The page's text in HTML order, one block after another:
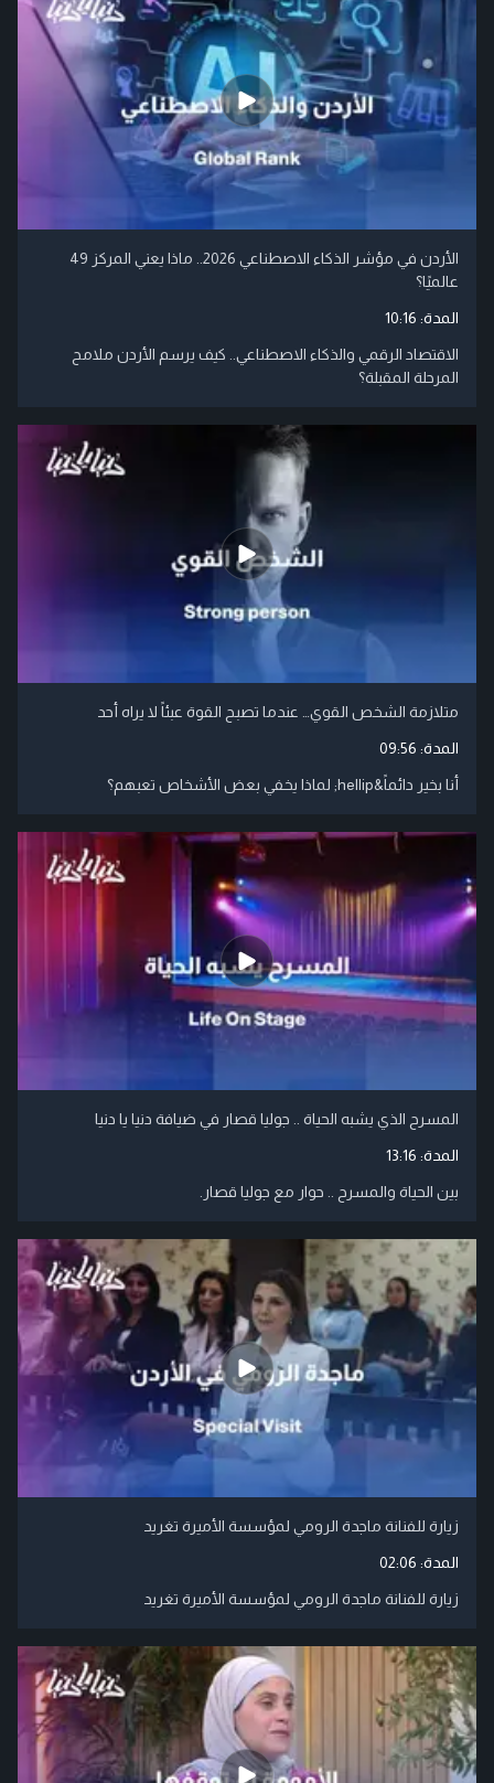
الأردن في مؤشر الذكاء الاصطناعي 2026.. ماذا يعني المركز 49
عالميًا؟
المدة: 10:16
الاقتصاد الرقمي والذكاء الاصطناعي.. كيف يرسم الأردن ملامح
المرحلة المقبلة؟
متلازمة الشخص القوي… عندما تصبح القوة عبئاً لا يراه أحد
المدة: 09:56
أنا بخير دائماً&hellip; لماذا يخفي بعض الأشخاص تعبهم؟
المسرح الذي يشبه الحياة .. جوليا قصار في ضيافة دنيا يا دنيا
المدة: 13:16
بين الحياة والمسرح .. حوار مع جوليا قصار.
زيارة للفنانة ماجدة الرومي لمؤسسة الأميرة تغريد
المدة: 02:06
زيارة للفنانة ماجدة الرومي لمؤسسة الأميرة تغريد